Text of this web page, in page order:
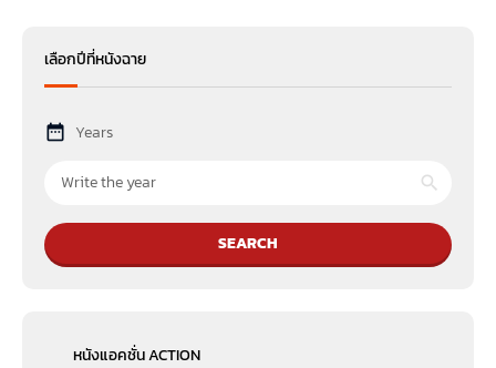
เลือกปีที่หนังฉาย
Years
SEARCH
หนังแอคชั่น ACTION